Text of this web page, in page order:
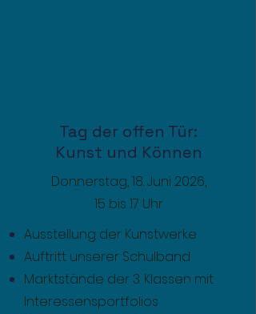
Tag der offen Tür:
Kunst und Können
Donnerstag, 18. Juni 2026,
15 bis 17 Uhr
Ausstellung der Kunstwerke
Auftritt unserer Schulband
Marktstände der 3. Klassen mit
Interessensportfolios